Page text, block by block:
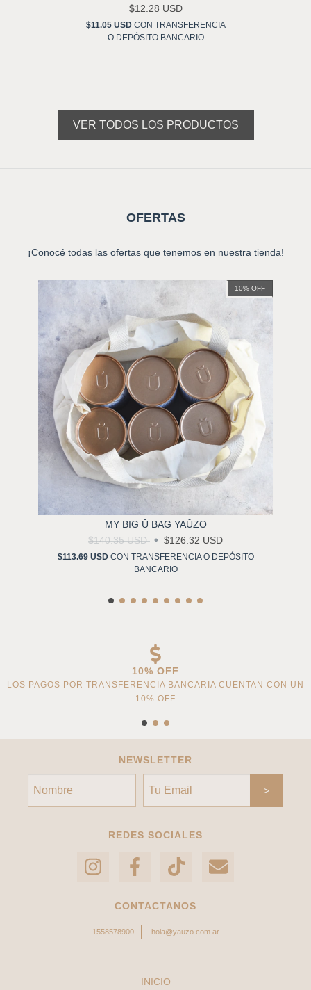
$12.28 USD
$11.05 USD CON TRANSFERENCIA
O DEPÓSITO BANCARIO
VER TODOS LOS PRODUCTOS
OFERTAS
¡Conocé todas las ofertas que tenemos en nuestra tienda!
10% OFF
MY BIG Ŭ BAG YAŬZO
$140.35 USD
$126.32 USD
$113.69 USD CON TRANSFERENCIA O DEPÓSITO
BANCARIO
10% OFF
LOS PAGOS POR TRANSFERENCIA BANCARIA CUENTAN CON UN
10% OFF
NEWSLETTER
REDES SOCIALES
CONTACTANOS
1558578900 hola@yauzo.com.ar
INICIO